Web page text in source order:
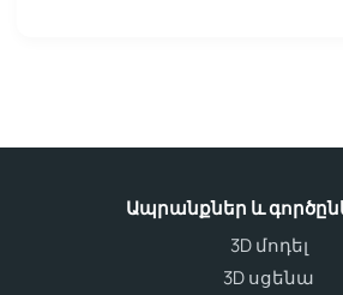
Ապրանքներ և
3D մոդել
3D սցենա